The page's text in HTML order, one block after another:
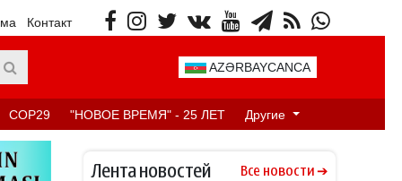
Контакт
AZƏRBAYCANCA
COP29 "НОВОЕ ВРЕМЯ" - 25 ЛЕТ Другие
Лента новостей Все новости